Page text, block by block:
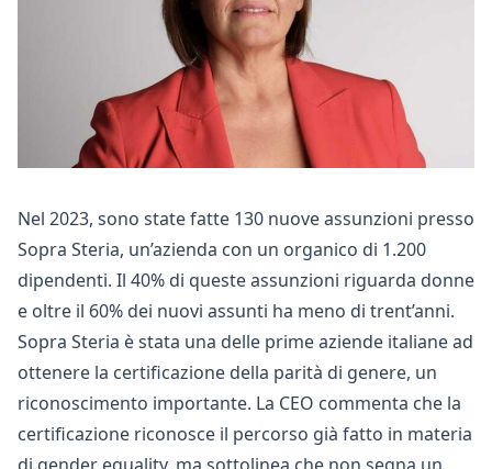
Nel 2023, sono state fatte 130 nuove assunzioni presso
Sopra Steria, un’azienda con un organico di 1.200
dipendenti. Il 40% di queste assunzioni riguarda donne
e oltre il 60% dei nuovi assunti ha meno di trent’anni.
Sopra Steria è stata una delle prime aziende italiane ad
ottenere la certificazione della parità di genere, un
riconoscimento importante. La CEO commenta che la
certificazione riconosce il percorso già fatto in materia